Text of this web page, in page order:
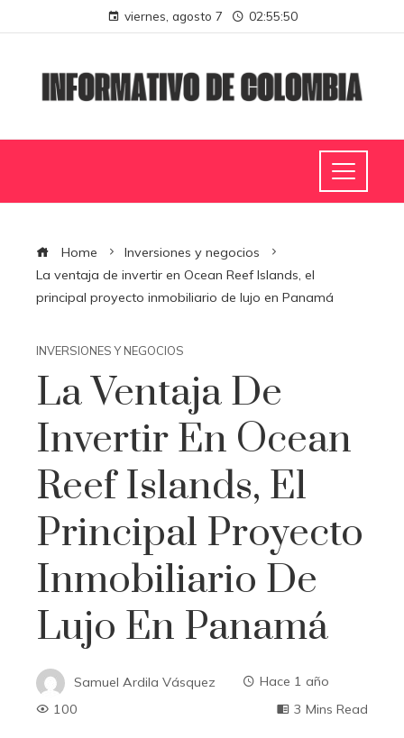
viernes, agosto 7 02:55:51
Home
Inversiones y negocios
La ventaja de invertir en Ocean Reef Islands, el
principal proyecto inmobiliario de lujo en Panamá
INVERSIONES Y NEGOCIOS
La Ventaja De
Invertir En Ocean
Reef Islands, El
Principal Proyecto
Inmobiliario De
Lujo En Panamá
Samuel Ardila Vásquez
Hace 1 año
100
3 Mins Read